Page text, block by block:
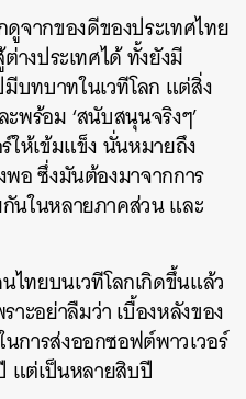
จากของดีของประเทศไทย
างประเทศได้ ทั้งยังมี
บทบาทในเวทีโลก แต่สิ่ง
ะพร้อม ‘สนับสนุนจริงๆ’
ให้เข้มแข็ง นั่นหมายถึง
อ ซึ่งมันต้องมาจากการ
นในหลายภาคส่วน และ
ทยบนเวทีโลกเกิดขึ้นแล้ว
าะอย่าลืมว่า เบื้องหลังของ
การส่งออกซอฟต์พาวเวอร์
แต่เป็นหลายสิบปี